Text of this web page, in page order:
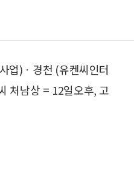
업)ㆍ경천 (유켄씨인터
처남상 = 12일오후, 고